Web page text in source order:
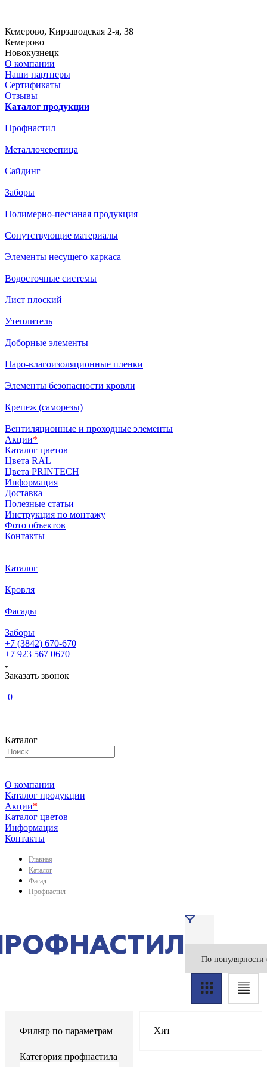
Кемерово, Кирзаводская 2-я, 38
Кемерово
Новокузнецк
О компании
Наши партнеры
Сертификаты
Отзывы
Каталог продукции
Профнастил
Металлочерепица
Сайдинг
Заборы
Полимерно-песчаная продукция
Сопутствующие материалы
Элементы несущего каркаса
Водосточные системы
Лист плоский
Утеплитель
Доборные элементы
Паро-влагоизоляционные пленки
Элементы безопасности кровли
Крепеж (саморезы)
Вентиляционные и проходные элементы
Акции*
Каталог цветов
Цвета RAL
Цвета PRINTECH
Информация
Доставка
Полезные статьи
Инструкция по монтажу
Фото объектов
Контакты
Каталог
Кровля
Фасады
Заборы
+7 (3842) 670-670
+7 923 567 0670
Заказать звонок
0
Каталог
О компании
Каталог продукции
Акции*
Каталог цветов
Информация
Контакты
Главная
Каталог
Фасад
Профнастил
Фильтр по параметрам
Категория профнастила
Хит